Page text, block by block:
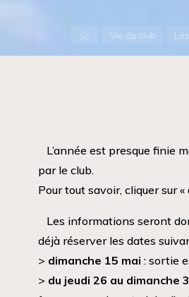
AccueilVie du club
L’année est presque finie
par le club.
Pour tout savoir, cliquer sur
Les informations seront
déjà réserver les dates
> dimanche 15 mai : sortie
> du jeudi 26 au dimanche